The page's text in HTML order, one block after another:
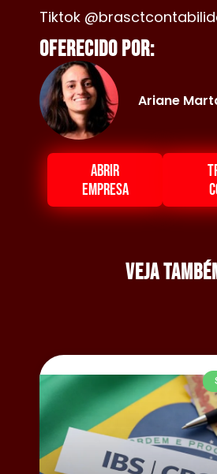
Tiktok
Oferecido por:
Ariane
ABRIR
EMPRESA
Veja